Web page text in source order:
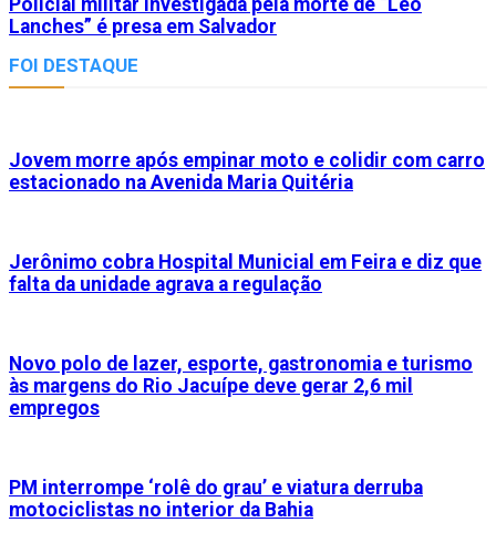
Lanches” é presa em Salvador
FOI DESTAQUE
Jovem morre após empinar moto e colidir com carro
estacionado na Avenida Maria Quitéria
Jerônimo cobra Hospital Municial em Feira e diz que
falta da unidade agrava a regulação
Novo polo de lazer, esporte, gastronomia e turismo
às margens do Rio Jacuípe deve gerar 2,6 mil
empregos
PM interrompe ‘rolê do grau’ e viatura derruba
motociclistas no interior da Bahia